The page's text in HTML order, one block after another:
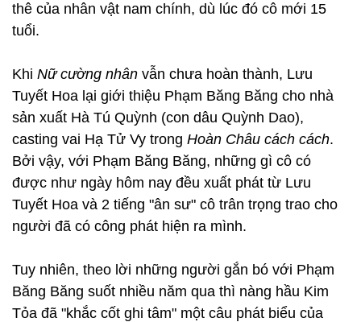
thê của nhân vật nam chính, dù lúc đó cô mới 15
tuổi.
Khi Nữ cường nhân vẫn chưa hoàn thành, Lưu
Tuyết Hoa lại giới thiệu Phạm Băng Băng cho nhà
sản xuất Hà Tú Quỳnh (con dâu Quỳnh Dao),
casting vai Hạ Tử Vy trong Hoàn Châu cách cách.
Bởi vậy, với Phạm Băng Băng, những gì cô có
được như ngày hôm nay đều xuất phát từ Lưu
Tuyết Hoa và 2 tiếng "ân sư" cô trân trọng trao cho
người đã có công phát hiện ra mình.
Tuy nhiên, theo lời những người gắn bó với Phạm
Băng Băng suốt nhiều năm qua thì nàng hầu Kim
Tỏa đã "khắc cốt ghi tâm" một câu phát biểu của